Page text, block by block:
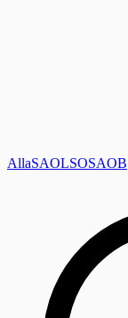
AllaSAOLSOSAOB